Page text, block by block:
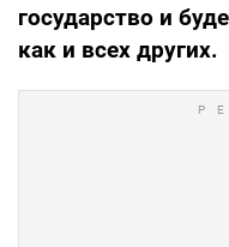
государство и
как и всех других.